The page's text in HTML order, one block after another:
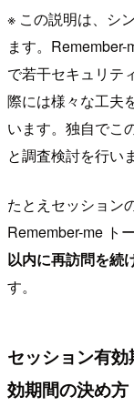
※ この説明は、シ
ます。
で若干セキュリテ
際には様々な工夫
います。独自でこ
と調査検討を行い
たとえセッション
Remember-me ト
以内に再訪問を続
す。
セッション有
効期間の決め方